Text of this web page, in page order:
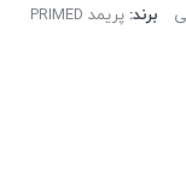
برند: پریمد PRIMED